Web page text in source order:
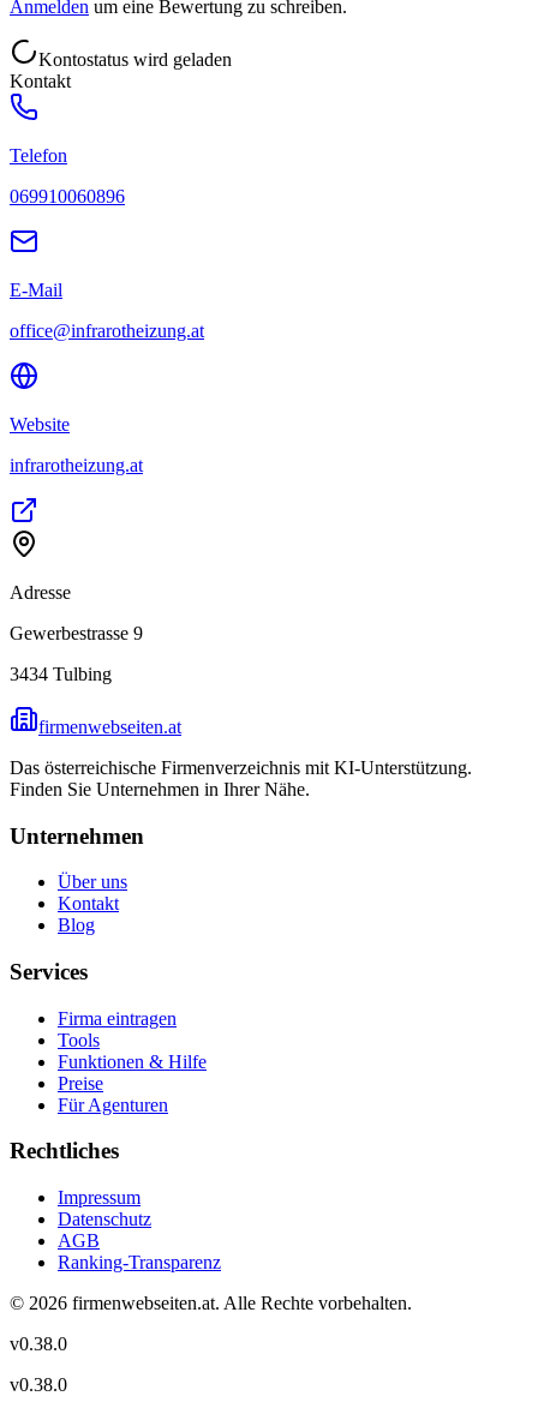
Anmelden um eine Bewertung zu schreiben.
Kontostatus wird geladen
Kontakt
Telefon
069910060896
E-Mail
office@infrarotheizung.at
Website
infrarotheizung.at
Adresse
Gewerbestrasse 9
3434 Tulbing
firmenwebseiten.at
Das österreichische Firmenverzeichnis mit KI-Unterstützung.
Finden Sie Unternehmen in Ihrer Nähe.
Unternehmen
Über uns
Kontakt
Blog
Services
Firma eintragen
Tools
Funktionen & Hilfe
Preise
Für Agenturen
Rechtliches
Impressum
Datenschutz
AGB
Ranking-Transparenz
© 2026 firmenwebseiten.at. Alle Rechte vorbehalten.
v0.38.0
v0.38.0